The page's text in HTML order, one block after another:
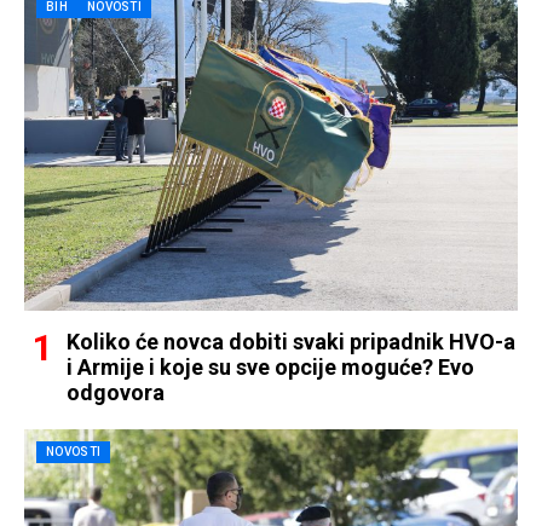
BIH NOVOSTI
Koliko će novca dobiti svaki pripadnik HVO-a
i Armije i koje su sve opcije moguće? Evo
odgovora
NOVOSTI